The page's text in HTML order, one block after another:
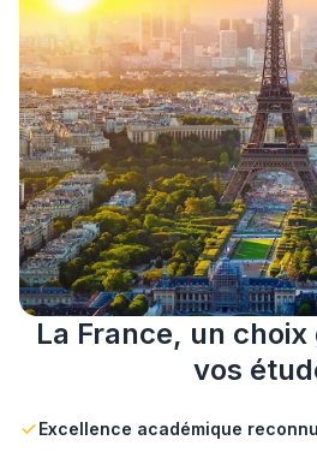
La France, un
vos
Excellence académique